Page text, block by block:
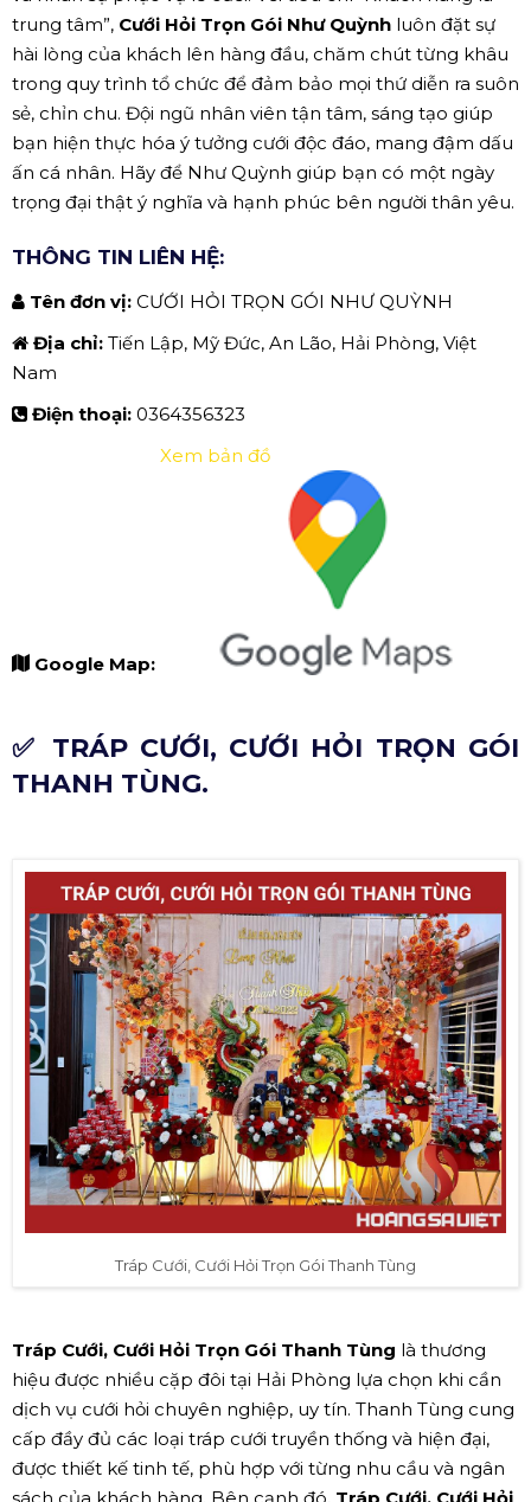
trung tâm”, Cưới Hỏi Trọn Gói Như Quỳnh luôn đặt sự
hài lòng của khách lên hàng đầu, chăm chút từng khâu
trong quy trình tổ chức để đảm bảo mọi thứ diễn ra suôn
sẻ, chỉn chu. Đội ngũ nhân viên tận tâm, sáng tạo giúp
bạn hiện thực hóa ý tưởng cưới độc đáo, mang đậm dấu
ấn cá nhân. Hãy để Như Quỳnh giúp bạn có một ngày
trọng đại thật ý nghĩa và hạnh phúc bên người thân yêu.
THÔNG TIN LIÊN HỆ:
Tên đơn vị: CƯỚI HỎI TRỌN GÓI NHƯ QUỲNH
Địa chỉ: Tiến Lập, Mỹ Đức, An Lão, Hải Phòng, Việt
Nam
Điện thoại: 0364356323
Google Map:
Xem bản đồ
✅ TRÁP CƯỚI, CƯỚI HỎI TRỌN GÓI
THANH TÙNG.
Tráp Cưới, Cưới Hỏi Trọn Gói Thanh Tùng
Tráp Cưới, Cưới Hỏi Trọn Gói Thanh Tùng là thương
hiệu được nhiều cặp đôi tại Hải Phòng lựa chọn khi cần
dịch vụ cưới hỏi chuyên nghiệp, uy tín. Thanh Tùng cung
cấp đầy đủ các loại tráp cưới truyền thống và hiện đại,
được thiết kế tinh tế, phù hợp với từng nhu cầu và ngân